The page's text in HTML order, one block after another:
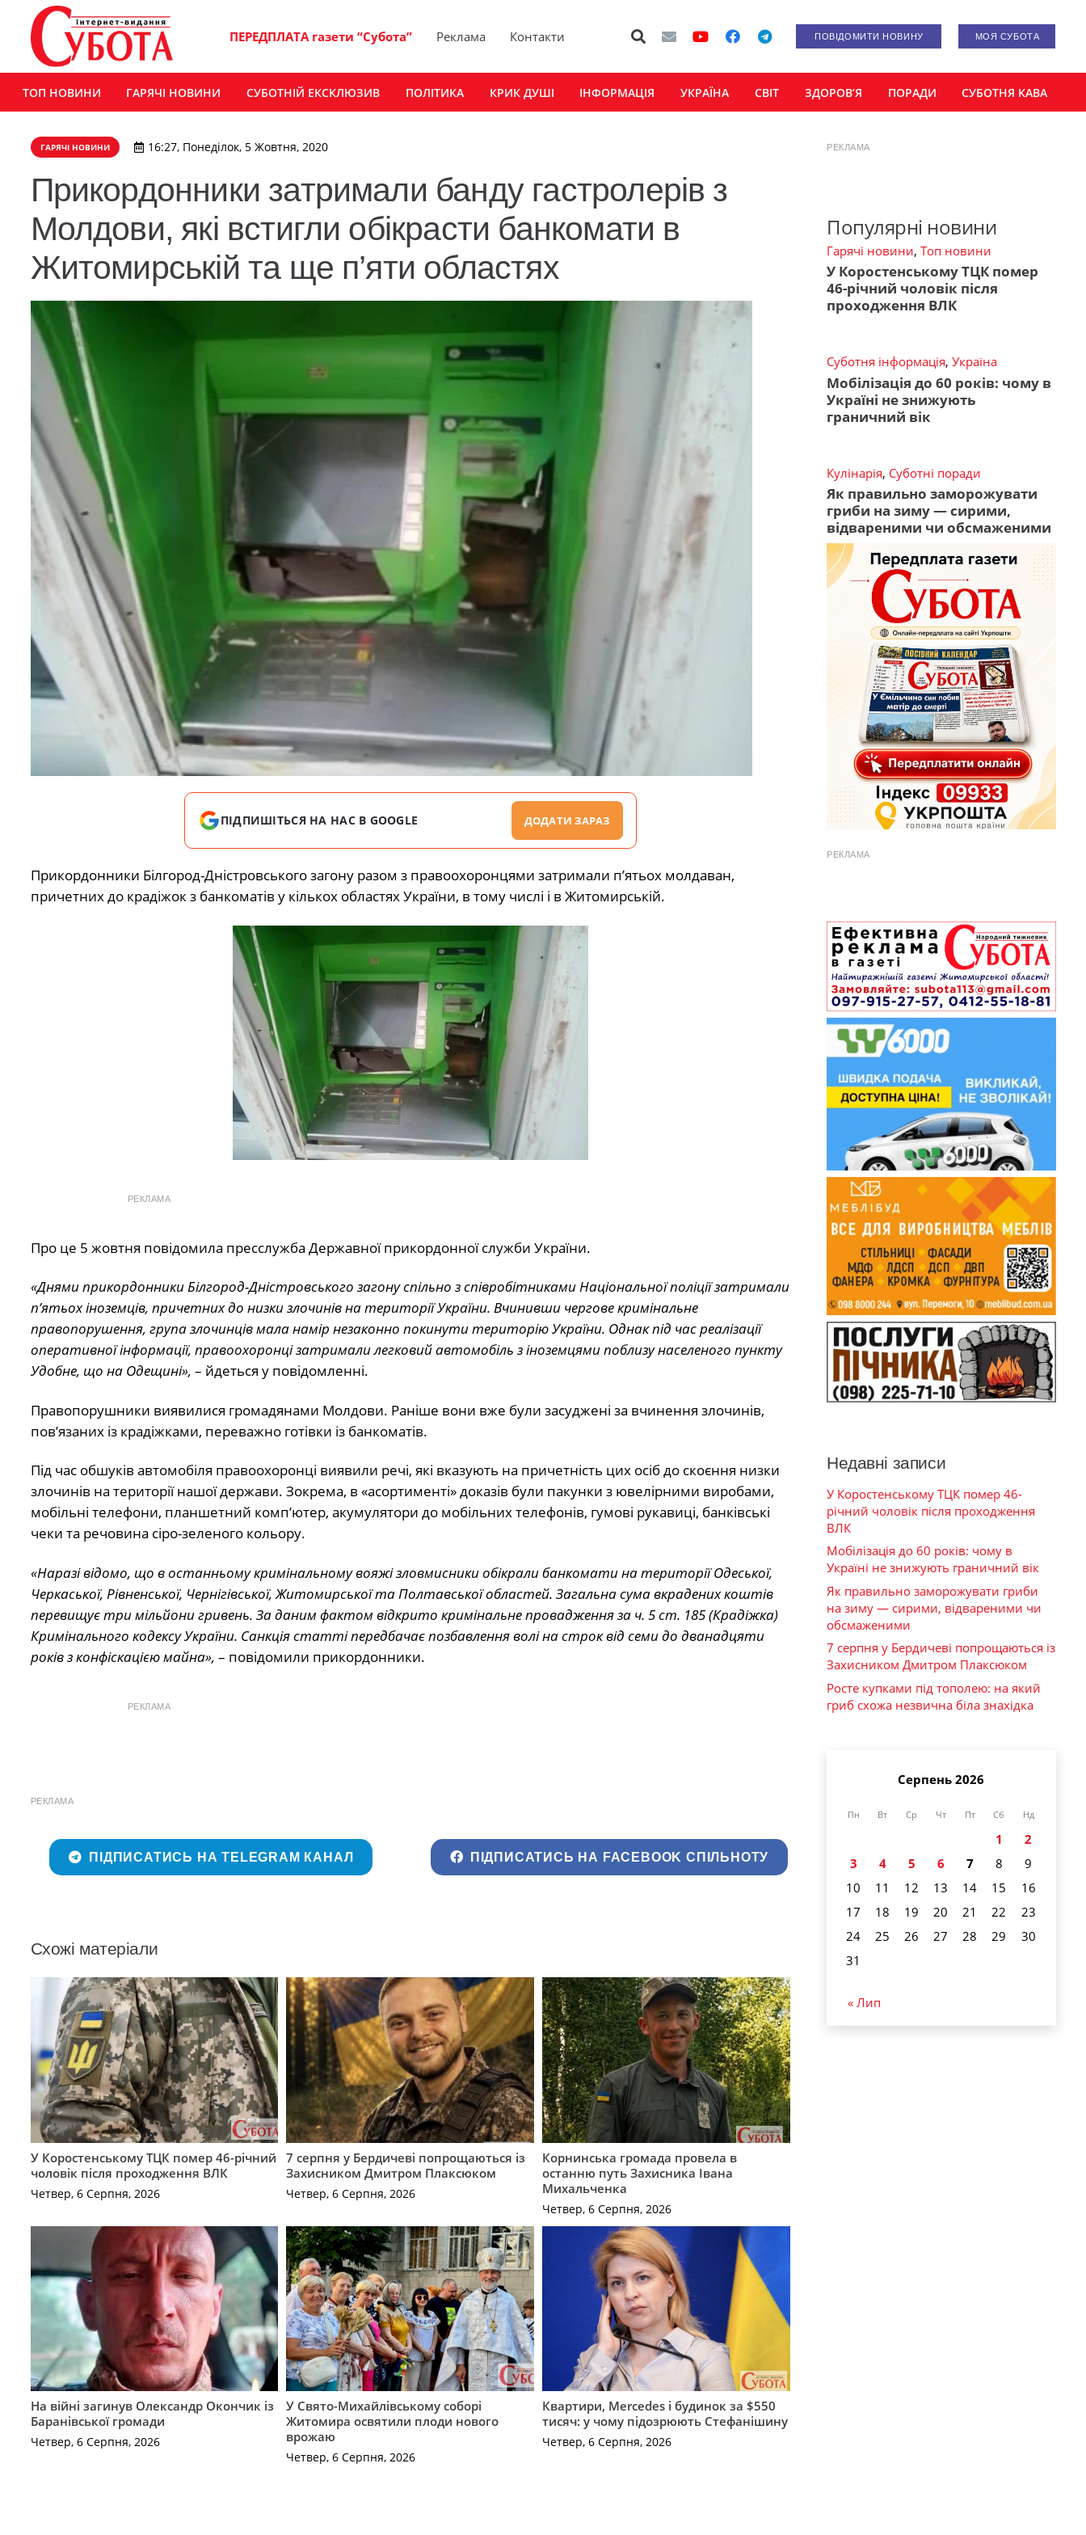
ПЕРЕДПЛАТА газети “Субота” Реклама Контакти ПОВІДОМИТИ НОВИНУ МОЯ СУБОТА
ТОП НОВИНИ ГАРЯЧІ НОВИНИ СУБОТНІЙ ЕКСКЛЮЗИВ ПОЛІТИКА КРИК ДУШІ ІНФОРМАЦІЯ УКРАЇНА СВІТ ЗДОРОВ’Я ПОРАДИ СУБОТНЯ КАВА
ГАРЯЧІ НОВИНИ 16:27, Понеділок, 5 Жовтня, 2020
​Прикордонники затримали банду гастролерів з
Молдови, які встигли обікрасти банкомати в
Житомирській та ще п’яти областях
ПІДПИШІТЬСЯ НА НАС В GOOGLE ДОДАТИ ЗАРАЗ
Прикордонники Білгород-Дністровського загону разом з правоохоронцями затримали п’ятьох молдаван,
причетних до крадіжок з банкоматів у кількох областях України, в тому числі і в Житомирській.
РЕКЛАМА
Про це 5 жовтня повідомила пресслужба Державної прикордонної служби України.
«Днями прикордонники Білгород-Дністровського загону спільно з співробітниками Національної поліції затримали
п’ятьох іноземців, причетних до низки злочинів на території України. Вчинивши чергове кримінальне
правопорушення, група злочинців мала намір незаконно покинути територію України. Однак під час реалізації
оперативної інформації, правоохоронці затримали легковий автомобіль з іноземцями поблизу населеного пункту
Удобне, що на Одещині», – йдеться у повідомленні.
Правопорушники виявилися громадянами Молдови. Раніше вони вже були засуджені за вчинення злочинів,
пов’язаних із крадіжками, переважно готівки із банкоматів.
Під час обшуків автомобіля правоохоронці виявили речі, які вказують на причетність цих осіб до скоєння низки
злочинів на території нашої держави. Зокрема, в «асортименті» доказів були пакунки з ювелірними виробами,
мобільні телефони, планшетний комп’ютер, акумулятори до мобільних телефонів, гумові рукавиці, банківські
чеки та речовина сіро-зеленого кольору.
«Наразі відомо, що в останньому кримінальному вояжі зловмисники обікрали банкомати на території Одеської,
Черкаської, Рівненської, Чернігівської, Житомирської та Полтавської областей. Загальна сума вкрадених коштів
перевищує три мільйони гривень. За даним фактом відкрито кримінальне провадження за ч. 5 ст. 185 (Крадіжка)
Кримінального кодексу України. Санкція статті передбачає позбавлення волі на строк від семи до дванадцяти
років з конфіскацією майна», – повідомили прикордонники.
РЕКЛАМА
РЕКЛАМА
ПІДПИСАТИСЬ НА TELEGRAM КАНАЛ ПІДПИСАТИСЬ НА FACEBOOK СПІЛЬНОТУ
Схожі матеріали
У Коростенському ТЦК помер 46-річний
чоловік після проходження ВЛК
Четвер, 6 Серпня, 2026
7 серпня у Бердичеві попрощаються із
Захисником Дмитром Плаксюком
Четвер, 6 Серпня, 2026
Корнинська громада провела в
останню путь Захисника Івана
Михальченка
Четвер, 6 Серпня, 2026
На війні загинув Олександр Окончик із
Баранівської громади
Четвер, 6 Серпня, 2026
У Свято-Михайлівському соборі
Житомира освятили плоди нового
врожаю
Четвер, 6 Серпня, 2026
Квартири, Mercedes і будинок за $550
тисяч: у чому підозрюють Стефанішину
Четвер, 6 Серпня, 2026
РЕКЛАМА
Популярні новини
Гарячі новини, Топ новини
У Коростенському ТЦК помер
46-річний чоловік після
проходження ВЛК
Суботня інформація, Україна
Мобілізація до 60 років: чому в
Україні не знижують
граничний вік
Кулінарія, Суботні поради
Як правильно заморожувати
гриби на зиму — сирими,
відвареними чи обсмаженими
РЕКЛАМА
Недавні записи
У Коростенському ТЦК помер 46-
річний чоловік після проходження
ВЛК
Мобілізація до 60 років: чому в
Україні не знижують граничний вік
Як правильно заморожувати гриби
на зиму — сирими, відвареними чи
обсмаженими
7 серпня у Бердичеві попрощаються із
Захисником Дмитром Плаксюком
Росте купками під тополею: на який
гриб схожа незвична біла знахідка
Серпень 2026
Пн Вт Ср Чт Пт Сб Нд
1
2
3
4 5 6 7 8
9
10
11 12 13 14 15
16
17
18 19 20 21 22
23
24
25 26 27 28 29
30
31
« Лип